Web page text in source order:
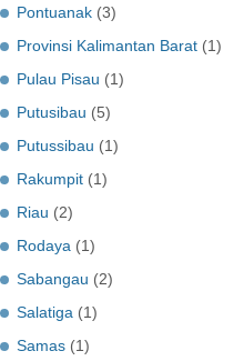
Pontuanak (3)
Provinsi Kalimantan Barat (1)
Pulau Pisau (1)
Putusibau (5)
Putussibau (1)
Rakumpit (1)
Riau (2)
Rodaya (1)
Sabangau (2)
Salatiga (1)
Samas (1)